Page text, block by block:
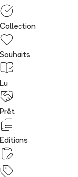
Collection
Souhaits
Lu
Prêt
Editions